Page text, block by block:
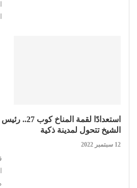
استعدادًا
الشيخ تتحول لمدينة ذكية
12 سبتمبر 2022